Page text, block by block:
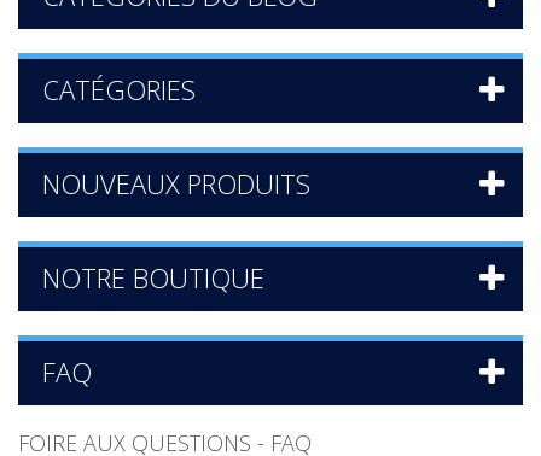
CATÉGORIES
NOUVEAUX PRODUITS
NOTRE BOUTIQUE
FAQ
FOIRE AUX QUESTIONS - FAQ